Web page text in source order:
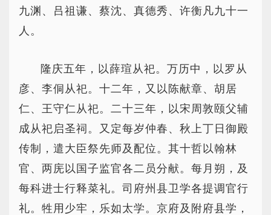
九渊、吕祖谦、蔡沈、真德秀、许衡凡九十一
人。
隆庆五年，以薛瑄从祀。万历中，以罗从
彦、李侗从祀。十二年，又以陈献章、胡居
仁、王守仁从祀。二十三年，以宋周敦颐父辅
成从祀启圣祠。又定每岁仲春、秋上丁日御殿
传制，遣大臣祭先师及配位。其十哲以翰林
官、两庑以国子监官各二员分献。每月朔，及
每科进士行释菜礼。司府州县卫学各提调官行
礼。牲用少牢，乐如太学。京府及附府县学，